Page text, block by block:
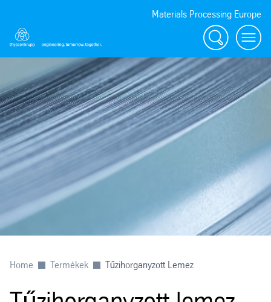
Materials Processing Europe
Keresésmenu
Home Termékek Tűzihorganyzott Lemez